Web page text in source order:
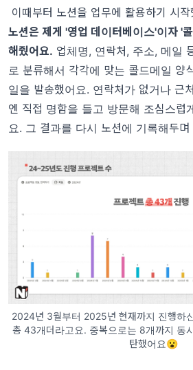
이때부터 노션을 업무에 활용하기 시작
노션은 제게 '영업 데이터베이스'이자 '
해줬어요. 업체명, 연락처, 주소, 메일
로 분류해서 각각에 맞는 콜드메일 양
일을 발송했어요. 연락처가 없거나 근
엔 직접 명함을 들고 방문해 조심스럽
요. 그 결과를 다시 노션에 기록해두며
2024년 3월부터 2025년 현재까지 진행하
총 43개더라고요. 중복으로는 8개까지 동
탄했어요😮